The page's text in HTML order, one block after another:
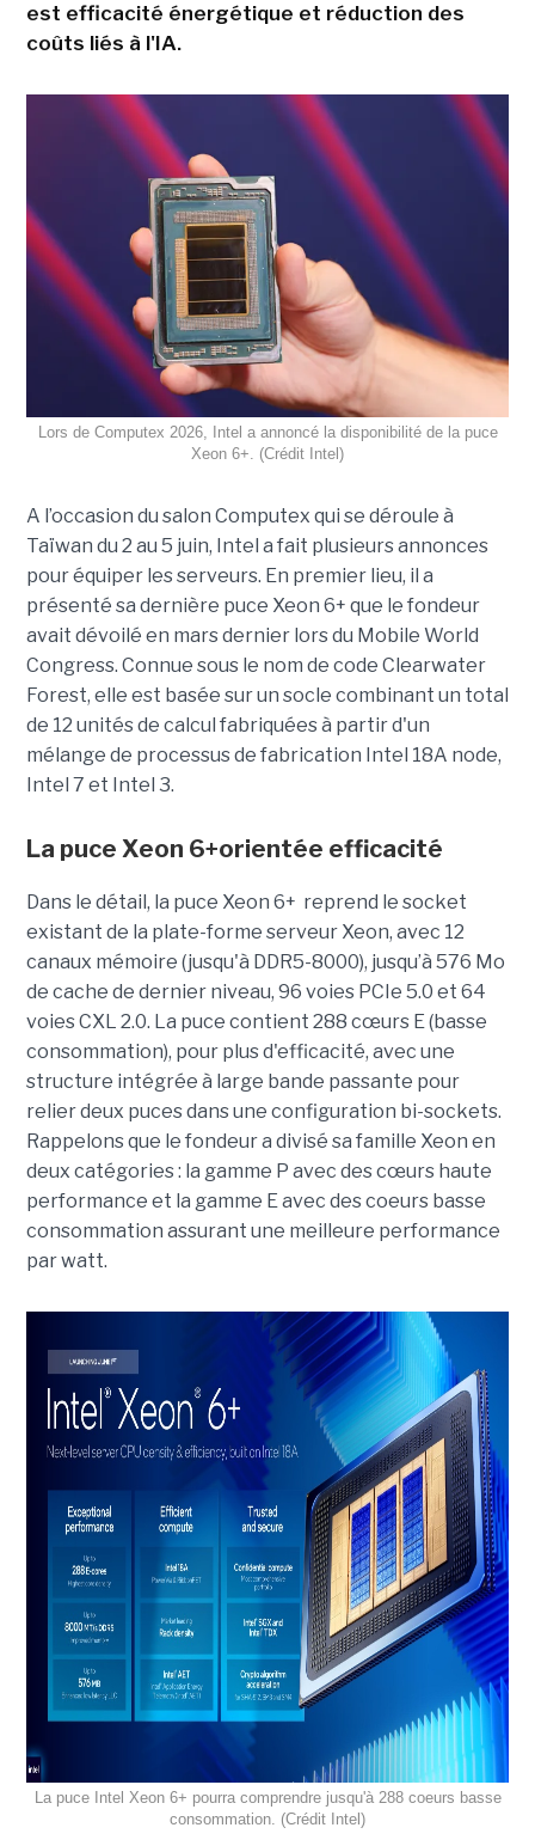
est efficacité énergétique et réduction des
coûts liés à l'IA.
Lors de Computex 2026, Intel a annoncé la disponibilité de la puce
Xeon 6+. (Crédit Intel)
A l’occasion du salon Computex qui se déroule à
Taïwan du 2 au 5 juin, Intel a fait plusieurs annonces
pour équiper les serveurs. En premier lieu, il a
présenté sa dernière puce Xeon 6+ que le fondeur
avait dévoilé en mars dernier lors du Mobile World
Congress. Connue sous le nom de code Clearwater
Forest, elle est basée sur un socle combinant un total
de 12 unités de calcul fabriquées à partir d'un
mélange de processus de fabrication Intel 18A node,
Intel 7 et Intel 3.
La puce Xeon 6+orientée efficacité
Dans le détail, la puce Xeon 6+ reprend le socket
existant de la plate-forme serveur Xeon, avec 12
canaux mémoire (jusqu'à DDR5-8000), jusqu’à 576 Mo
de cache de dernier niveau, 96 voies PCIe 5.0 et 64
voies CXL 2.0. La puce contient 288 cœurs E (basse
consommation), pour plus d'efficacité, avec une
structure intégrée à large bande passante pour
relier deux puces dans une configuration bi-sockets.
Rappelons que le fondeur a divisé sa famille Xeon en
deux catégories : la gamme P avec des cœurs haute
performance et la gamme E avec des coeurs basse
consommation assurant une meilleure performance
par watt.
La puce Intel Xeon 6+ pourra comprendre jusqu'à 288 coeurs basse
consommation. (Crédit Intel)